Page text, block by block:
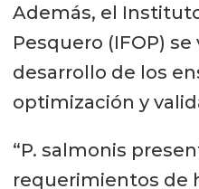
Además, el
Pesquero (IFOP)
desarrollo de los
optimización y
“P. salmonis
requerimientos de